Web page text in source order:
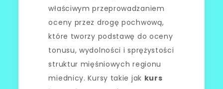
właściwym przeprowadzaniem
oceny przez drogę pochwową,
które tworzy podstawę do oceny
tonusu, wydolności i sprężystości
struktur mięśniowych regionu
miednicy. Kursy takie jak kurs